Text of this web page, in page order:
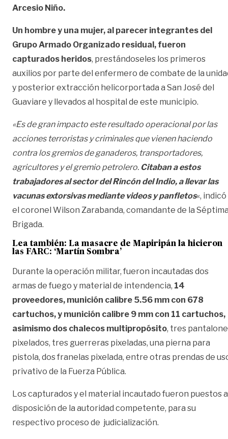
Arcesio Niño.
Un hombre y una mujer, al parecer integrantes del
Grupo Armado Organizado residual, fueron
capturados heridos, prestándoseles los primeros
auxilios por parte del enfermero de combate de la
y posterior extracción helicorportada a San José del
Guaviare y llevados al hospital de este municipio.
«Es de gran impacto este resultado operacional por las
acciones terroristas y criminales que vienen haciendo
contra los gremios de ganaderos, transportadores,
agricultores y el gremio petrolero. Citaban a estos
trabajadores al sector del Rincón del Indio, a llevar las
vacunas extorsivas mediante videos y panfletos«, indicó
el coronel Wilson Zarabanda, comandante de la
Brigada.
Lea también: La masacre de Mapiripán la hicieron
las FARC: ‘Martín Sombra’
Durante la operación militar, fueron incautadas dos
armas de fuego y material de intendencia, 14
proveedores, munición calibre 5.56 mm con 678
cartuchos, y munición calibre 9 mm con 11 cartuchos,
asimismo dos chalecos multipropósito, tres
pixelados, tres guerreras pixeladas, una pierna para
pistola, dos franelas pixelada, entre otras prendas de
privativo de la Fuerza Pública.
Los capturados y el material incautado fueron puestos a
disposición de la autoridad competente, para su
respectivo proceso de judicialización.